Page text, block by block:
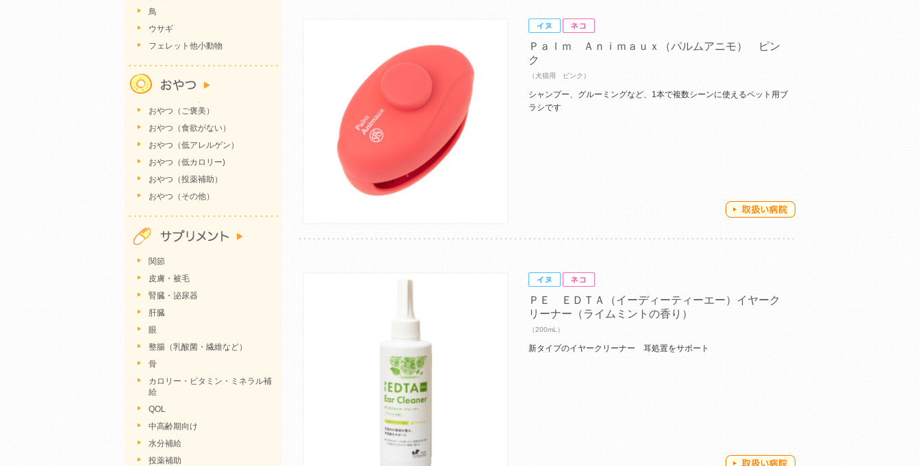
Ｐａｌｍ Ａｎｉｍａｕｘ（パルムアニモ） ピン
ク
（犬猫用 ピンク）
シャンプー、グルーミングなど、1本で複数シーンに使えるペット用ブ
ラシです
ＰＥ ＥＤＴＡ（イーディーティーエー）イヤーク
リーナー（ライムミントの香り）
（200mL）
新タイプのイヤークリーナー 耳処置をサポート
鳥
ウサギ
フェレット他小動物
おやつ（ご褒美）
おやつ（食欲がない）
おやつ（低アレルゲン）
おやつ（低カロリー)
おやつ（投薬補助）
おやつ（その他）
関節
皮膚・被毛
腎臓・泌尿器
肝臓
眼
整腸（乳酸菌・繊維など）
骨
カロリー・ビタミン・ミネラル補
給
QOL
中高齢期向け
水分補給
投薬補助